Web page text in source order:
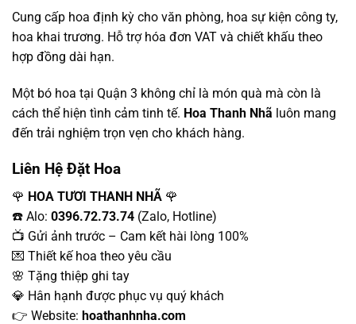
Cung cấp hoa định kỳ cho văn phòng, hoa sự kiện công ty,
hoa khai trương. Hỗ trợ hóa đơn VAT và chiết khấu theo
hợp đồng dài hạn.
Một bó hoa tại Quận 3 không chỉ là món quà mà còn là
cách thể hiện tình cảm tinh tế. Hoa Thanh Nhã luôn mang
đến trải nghiệm trọn vẹn cho khách hàng.
Liên Hệ Đặt Hoa
🌹 HOA TƯƠI THANH NHÃ 🌹
☎️ Alo: 0396.72.73.74 (Zalo, Hotline)
📺 Gửi ảnh trước – Cam kết hài lòng 100%
💌 Thiết kế hoa theo yêu cầu
🌸 Tặng thiệp ghi tay
💎 Hân hạnh được phục vụ quý khách
👉 Website: hoathanhnha.com